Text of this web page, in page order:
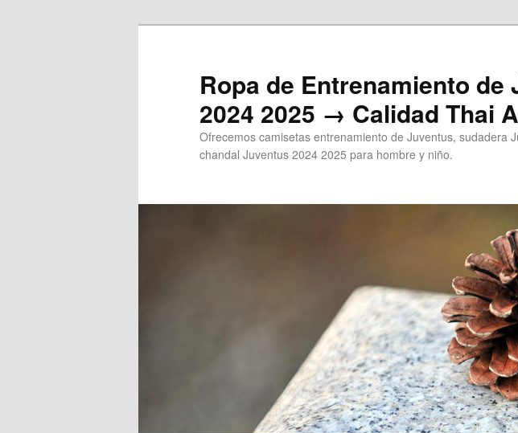
Ropa de Entrenamiento de
2024 2025 → Calidad Thai
Ofrecemos camisetas entrenamiento de Juventus, sudadera
chandal Juventus 2024 2025 para hombre y niño.